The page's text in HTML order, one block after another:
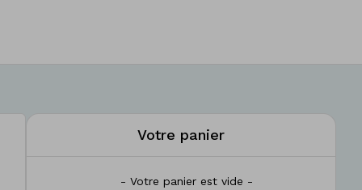
Votre panier
- Votre panier est vide -